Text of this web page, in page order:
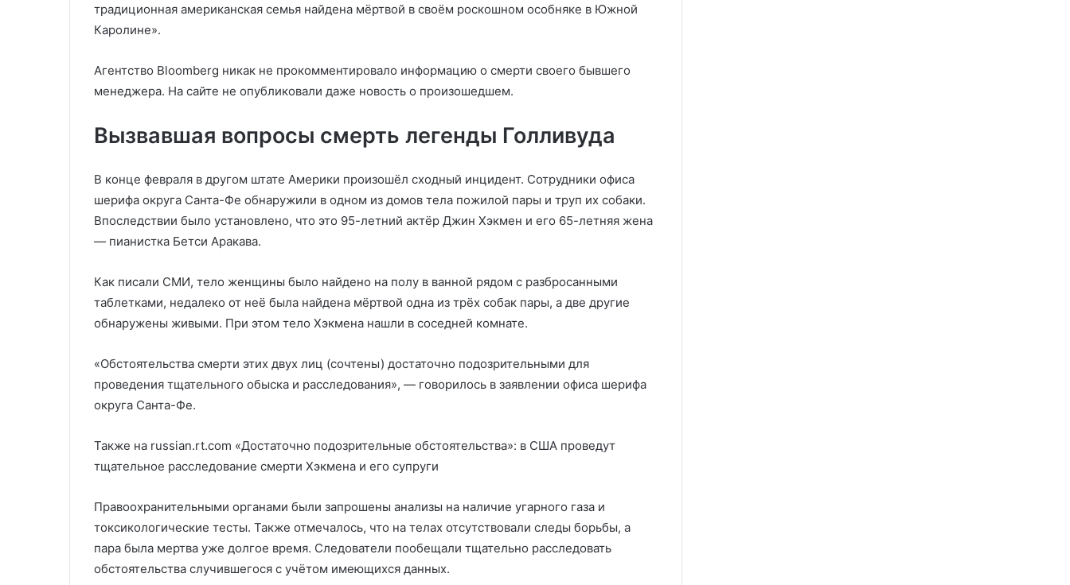
традиционная американская семья найдена мёртвой в своём роскошном особняке в Южной
Каролине».
Агентство Bloomberg никак не прокомментировало информацию о смерти своего бывшего
менеджера. На сайте не опубликовали даже новость о произошедшем.
Вызвавшая вопросы смерть легенды Голливуда
В конце февраля в другом штате Америки произошёл сходный инцидент. Сотрудники офиса
шерифа округа Санта-Фе обнаружили в одном из домов тела пожилой пары и труп их собаки.
Впоследствии было установлено, что это 95-летний актёр Джин Хэкмен и его 65-летняя жена
— пианистка Бетси Аракава.
Как писали СМИ, тело женщины было найдено на полу в ванной рядом с разбросанными
таблетками, недалеко от неё была найдена мёртвой одна из трёх собак пары, а две другие
обнаружены живыми. При этом тело Хэкмена нашли в соседней комнате.
«Обстоятельства смерти этих двух лиц (сочтены) достаточно подозрительными для
проведения тщательного обыска и расследования», — говорилось в заявлении офиса шерифа
округа Санта-Фе.
Также на russian.rt.com «Достаточно подозрительные обстоятельства»: в США проведут
тщательное расследование смерти Хэкмена и его супруги
Правоохранительными органами были запрошены анализы на наличие угарного газа и
токсикологические тесты. Также отмечалось, что на телах отсутствовали следы борьбы, а
пара была мертва уже долгое время. Следователи пообещали тщательно расследовать
обстоятельства случившегося с учётом имеющихся данных.